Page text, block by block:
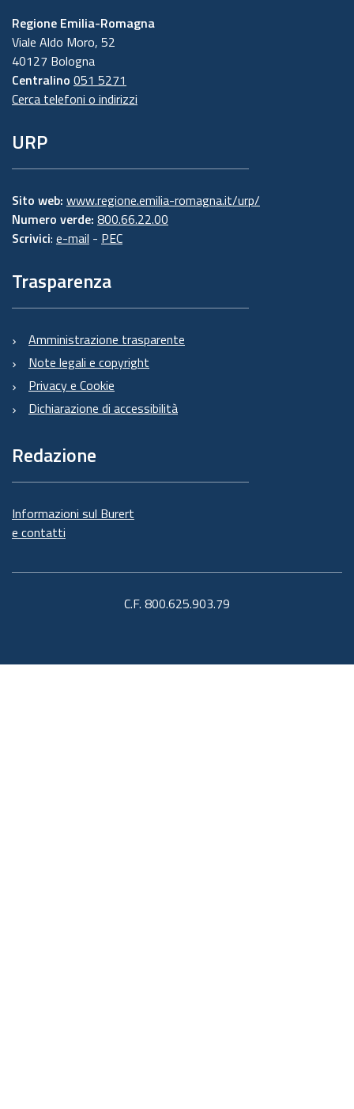
Regione Emilia-Romagna
Viale Aldo Moro, 52
40127 Bologna
Centralino 051 5271
Cerca telefoni o indirizzi
URP
Sito web: www.regione.emilia-romagna.it/urp/
Numero verde: 800.66.22.00
Scrivici: e-mail - PEC
Trasparenza
Amministrazione trasparente
Note legali e copyright
Privacy e Cookie
Dichiarazione di accessibilità
Redazione
Informazioni sul Burert
e contatti
C.F. 800.625.903.79